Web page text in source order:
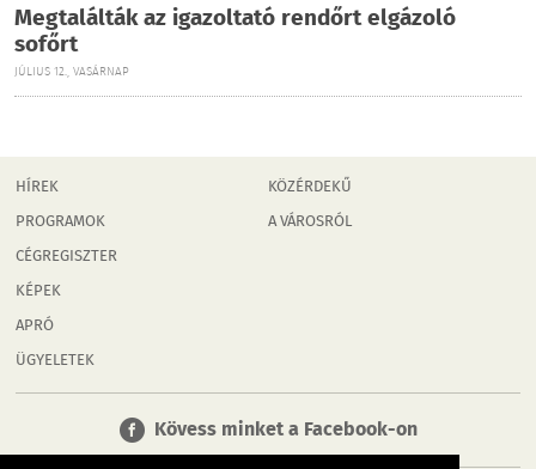
Megtalálták az igazoltató rendőrt elgázoló
sofőrt
JÚLIUS 12., VASÁRNAP
HÍREK
PROGRAMOK
CÉGREGISZTER
KÉPEK
APRÓ
ÜGYELETEK
KÖZÉRDEKŰ
A VÁROSRÓL
Kövess minket a Facebook-on